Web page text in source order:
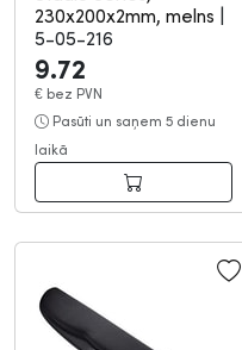
230x200x2mm, melns
5-05-216
9.72
€ bez PVN
Pasūti un saņem 5 dienu
laikā